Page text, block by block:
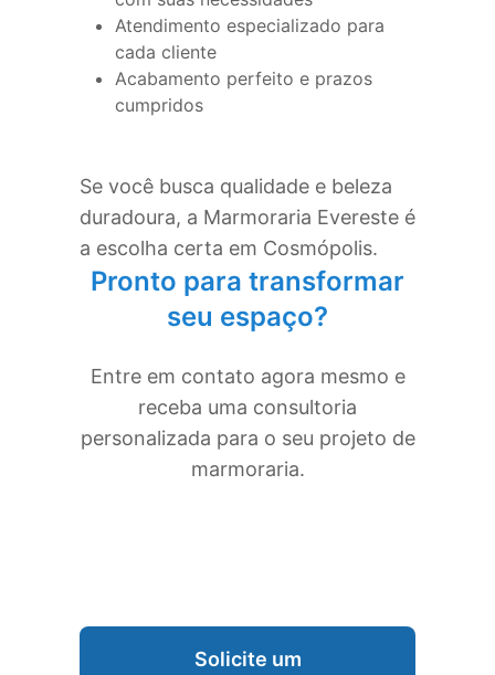
Atendimento especializado para
cada cliente
Acabamento perfeito e prazos
cumpridos
Se você busca qualidade e beleza
duradoura, a Marmoraria Evereste é
a escolha certa em Cosmópolis.
Pronto para transformar
seu espaço?
Entre em contato agora mesmo e
receba uma consultoria
personalizada para o seu projeto de
marmoraria.
Solicite um